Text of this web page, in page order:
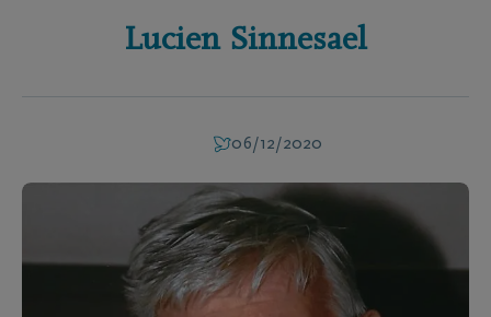
Lucien Sinnesael
06/12/2020